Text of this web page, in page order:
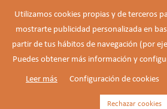
Crispín de Viterbo,
Utilizamos cookies propias y de terceros
mostrarte publicidad personalizada en
partir de tus hábitos de navegación (por
Puedes obtener más información y
Leer más Configuración de cookies
Rechazar cookies